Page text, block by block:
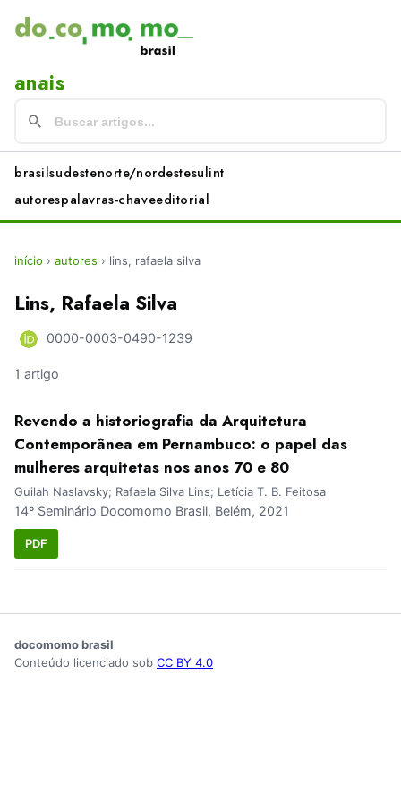
anais
brasilsudestenorte/nordestesulint
autorespalavras-chaveeditorial
início › autores › lins, rafaela silva
Lins, Rafaela Silva
0000-0003-0490-1239
1 artigo
Revendo a historiografia da Arquitetura
Contemporânea em Pernambuco: o papel das
mulheres arquitetas nos anos 70 e 80
Guilah Naslavsky; Rafaela Silva Lins; Letícia T. B. Feitosa
14º Seminário Docomomo Brasil, Belém, 2021
PDF
docomomo brasil
Conteúdo licenciado sob CC BY 4.0